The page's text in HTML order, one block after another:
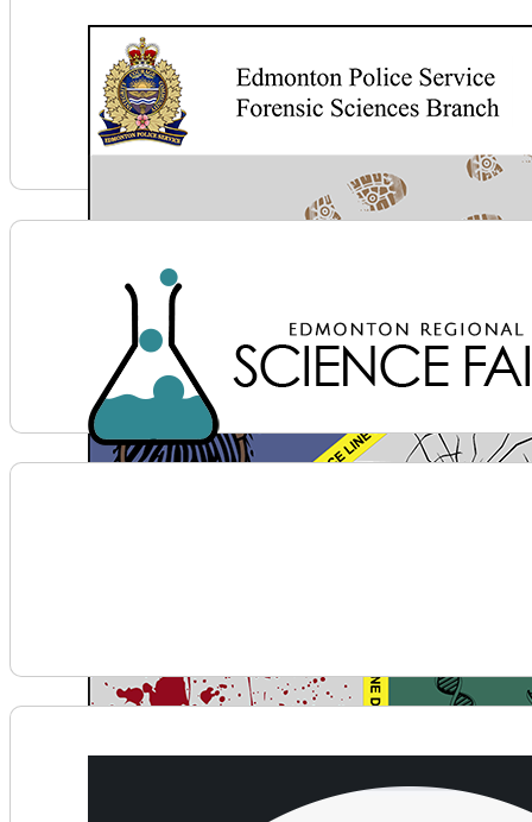
Voir plus d'informations sur Edmonton Police
Voir plus d'informations sur Edmonton Regional